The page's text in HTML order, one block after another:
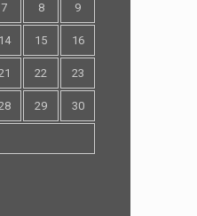
7 8 9
14 15 16
22 23
29 30